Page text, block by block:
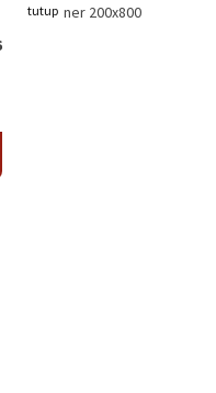
tutup
KABARTODAY.ID.